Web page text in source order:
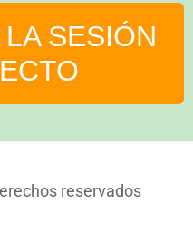
SESIÓN
reservados